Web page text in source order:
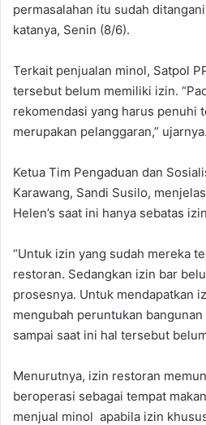
permasalahan itu sudah
katanya, Senin (8/6).
‎‎Terkait penjualan minol, Satpol
tersebut belum memiliki izin.
rekomendasi yang harus penuhi
merupakan pelanggaran,” ujarnya.
‎‎‎Ketua Tim Pengaduan dan
Karawang, Sandi Susilo,
Helen’s saat ini hanya sebatas
“Untuk izin yang sudah mereka
restoran. Sedangkan izin bar
prosesnya. Untuk mendapatkan
mengubah peruntukan
sampai saat ini hal tersebut
‎Menurutnya, izin restoran
beroperasi sebagai tempat
menjual minol apabila izin